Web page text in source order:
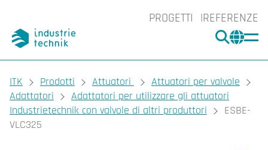
PROGETTI REFERENZE
CERCA
You are here:
ITK Prodotti Attuatori
Attuatori per valvole
Adattatori
Adattatori per utilizzare gli attuatori
Industrietechnik con valvole di altri produttori
ESBE-
VLC325